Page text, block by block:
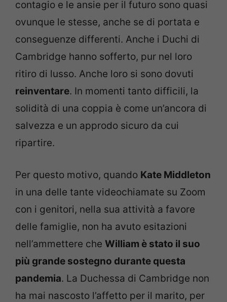
contagio e le ansie per il futuro sono quasi
ovunque le stesse, anche se di portata e
conseguenze differenti. Anche i Duchi di
Cambridge hanno sofferto, pur nel loro
ritiro di lusso. Anche loro si sono dovuti
reinventare. In momenti tanto difficili, la
solidità di una coppia è come un’ancora di
salvezza e un approdo sicuro da cui
ripartire.
Per questo motivo, quando Kate Middleton
in una delle tante videochiamate su Zoom
con i genitori, nella sua attività a favore
delle famiglie, non ha avuto esitazioni
nell’ammettere che William è stato il suo
più grande sostegno durante questa
pandemia. La Duchessa di Cambridge non
ha mai nascosto l’affetto per il marito, per